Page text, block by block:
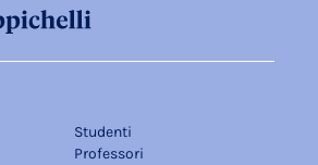
Studenti
Professori